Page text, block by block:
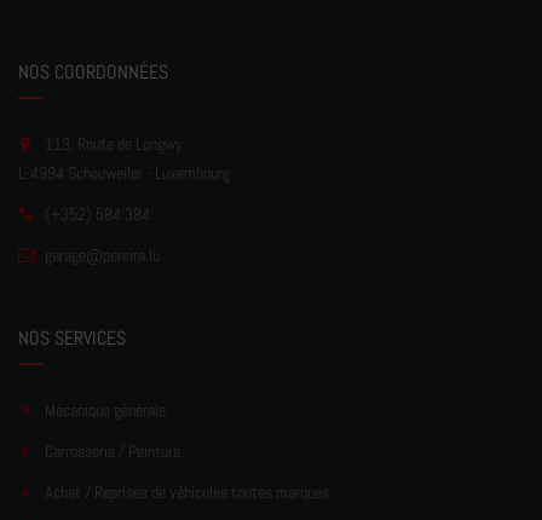
NOS COORDONNÉES
113, Route de Longwy
L-4994 Schouweiler - Luxembourg
(+352) 584 384
garage@pereira.lu
NOS SERVICES
Mécanique générale
Carrosserie / Peinture
Achat / Reprises de véhicules toutes marques